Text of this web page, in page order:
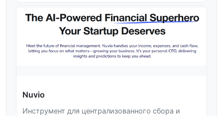
Nuvio
Инструмент для централизованного сбора и